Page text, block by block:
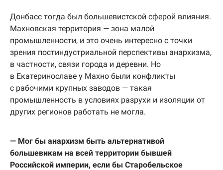
Донбасс тогда был большевистской сферой влияния.
Махновская территория — зона малой
промышленности, и это очень интересно с точки
зрения постиндустриальной перспективы анархизма,
в частности, связи города и деревни. Но
в Екатеринославе у Махно были конфликты
с рабочими крупных заводов — такая
промышленность в условиях разрухи и изоляции от
других регионов работать не могла.
— Мог бы анархизм быть альтернативой
большевикам на всей территории бывшей
Российской империи, если бы Старобельское